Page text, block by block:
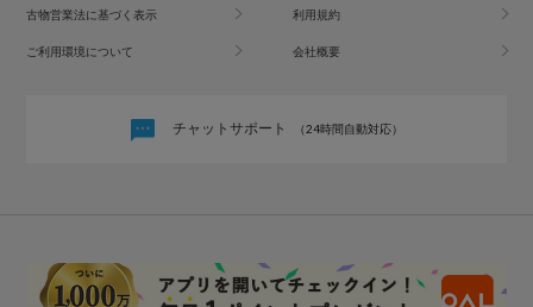
古物営業法に基づく表示 利用規約
ご利用環境について 会社概要
チャットサポート （24時間自動対応）